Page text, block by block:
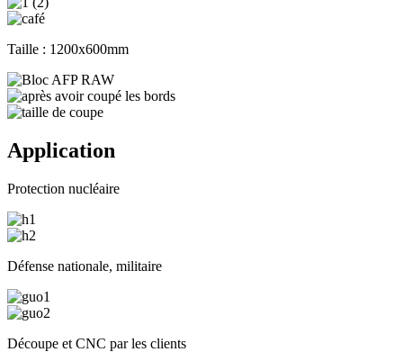
Taille : 1200x600mm
Application
Protection nucléaire
Défense nationale, militaire
Découpe et CNC par les clients